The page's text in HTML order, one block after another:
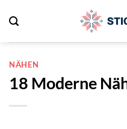
Inhalt
springen
NÄHEN
18 Moderne